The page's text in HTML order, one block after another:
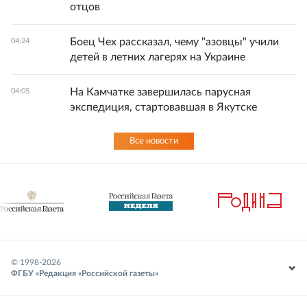
отцов
04:24
Боец Чех рассказал, чему "азовцы" учили
детей в летних лагерях на Украине
04:05
На Камчатке завершилась парусная
экспедиция, стартовавшая в Якутске
Все новости
© 1998-2026
ФГБУ «Редакция «Российской газеты»